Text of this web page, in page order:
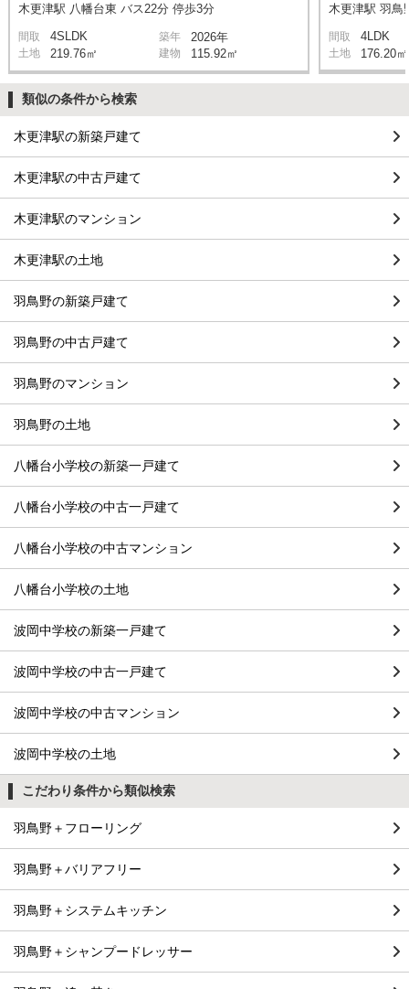
木更津駅 八幡台東 バス22分 停歩3分
間取 4SLDK 築年 2026年
土地 219.76㎡ 建物 115.92㎡
木更津駅 羽鳥
間取 4LDK
土地 176.20㎡
類似の条件から検索
木更津駅の新築戸建て
木更津駅の中古戸建て
木更津駅のマンション
木更津駅の土地
羽鳥野の新築戸建て
羽鳥野の中古戸建て
羽鳥野のマンション
羽鳥野の土地
八幡台小学校の新築一戸建て
八幡台小学校の中古一戸建て
八幡台小学校の中古マンション
八幡台小学校の土地
波岡中学校の新築一戸建て
波岡中学校の中古一戸建て
波岡中学校の中古マンション
波岡中学校の土地
こだわり条件から類似検索
羽鳥野＋フローリング
羽鳥野＋バリアフリー
羽鳥野＋システムキッチン
羽鳥野＋シャンプードレッサー